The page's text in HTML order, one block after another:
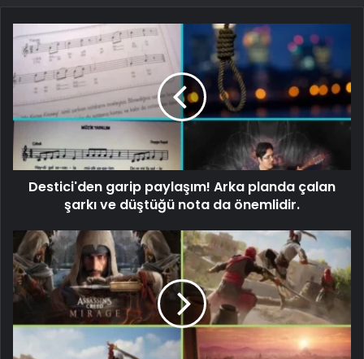
Destici'den garip paylaşım! Arka planda çalan
şarkı ve düştüğü nota da önemlidir.